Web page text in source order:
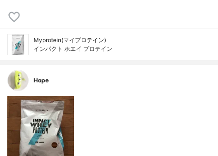
Myprotein(マイプロテイン)
インパクト ホエイ プロテイン
Hope